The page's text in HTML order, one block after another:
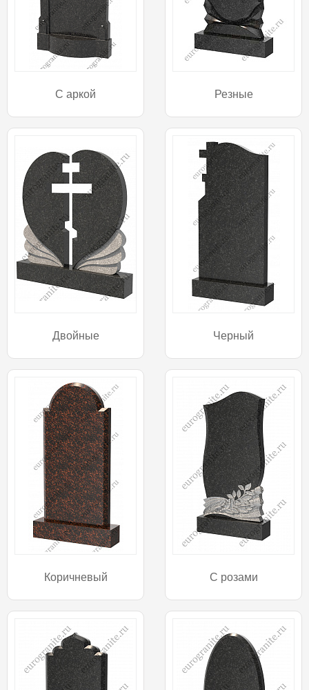
С аркой Резные
Двойные Черный
Коричневый С розами